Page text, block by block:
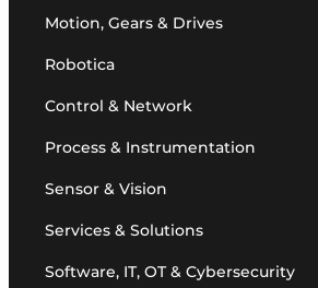
Motion, Gears & Drives
Robotica
Control & Network
Process & Instrumentation
Sensor & Vision
Services & Solutions
Software, IT, OT & Cybersecurity